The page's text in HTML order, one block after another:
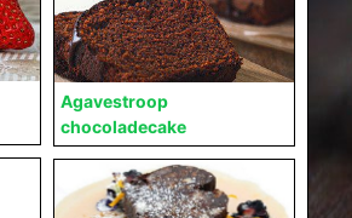
Agavestroop
chocoladecake